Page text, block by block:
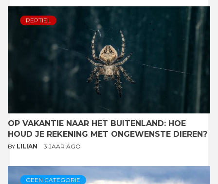
REPTIEL
OP VAKANTIE NAAR HET BUITENLAND: HOE
HOUD JE REKENING MET ONGEWENSTE DIEREN?
BY LILIAN 3 JAAR AGO
GEEN CATEGORIE